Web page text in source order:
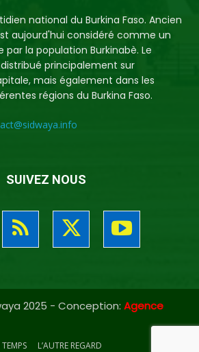
national du Burkina Faso. Ancien
aujourd'hui considéré comme un
la population Burkinabè. Le
principalement sur
mais également dans les
régions du Burkina Faso.
SUIVEZ NOUS
2025 - Conception: Agence
TEMPS L’AUTRE REGARD